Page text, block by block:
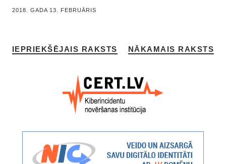
2018. GADA 13. FEBRUĀRIS
IEPRIEKŠĒJAIS RAKSTS NĀKAMAIS RAKSTS